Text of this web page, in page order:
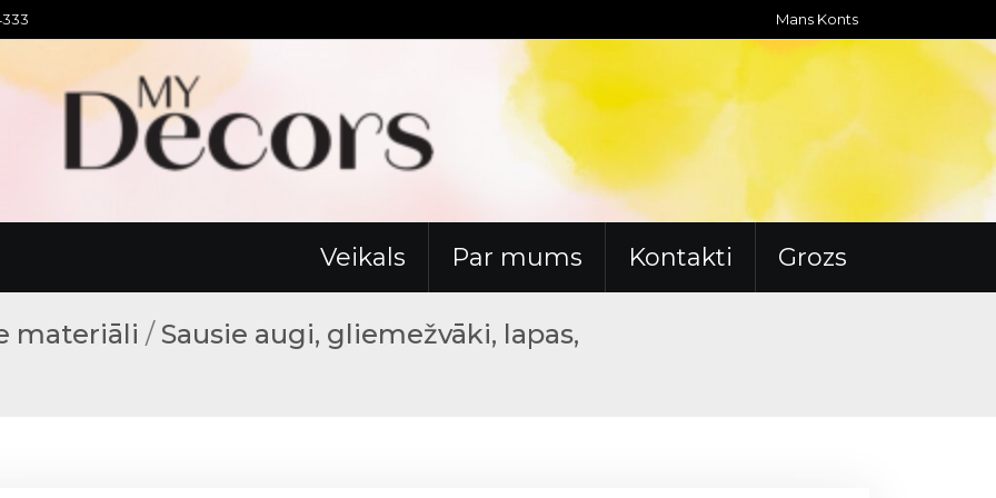
Mans Konts
Veikals Par mums Kontakti Grozs
materiāli / Sausie augi, gliemežvāki, lapas,